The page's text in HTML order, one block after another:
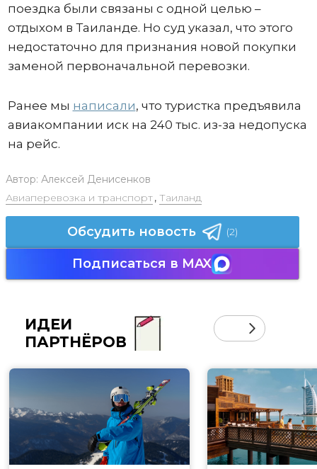
поездка были связаны с одной целью –
отдыхом в Таиланде. Но суд указал, что этого
недостаточно для признания новой покупки
заменой первоначальной перевозки.
Ранее мы написали, что туристка предъявила
авиакомпании иск на 240 тыс. из-за недопуска
на рейс.
Автор: Алексей Денисенков
Авиаперевозка и транспорт, Таиланд
Обсудить новость (2)
Подписаться в MAX
ИДЕИ
ПАРТНЁРОВ